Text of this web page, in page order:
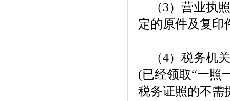
（3）营业执
定的原件及复印
（4）税务机
(已经领取“一照
税务证照的不需